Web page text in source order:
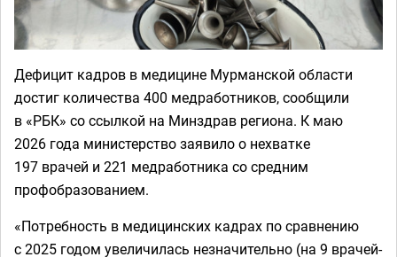
Дефицит кадров в медицине Мурманской области
достиг количества 400 медработников, сообщили
в «РБК» со ссылкой на Минздрав региона. К маю
2026 года министерство заявило о нехватке
197 врачей и 221 медработника со средним
профобразованием.
«Потребность в медицинских кадрах по сравнению
с 2025 годом увеличилась незначительно (на 9 врачей-